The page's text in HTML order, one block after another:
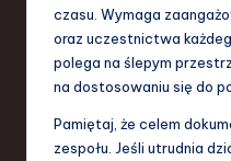
czasu. Wymaga
oraz uczestnictwa
polega na ślepym
na dostosowaniu się do
Pamiętaj, że celem
zespołu. Jeśli utrudnia